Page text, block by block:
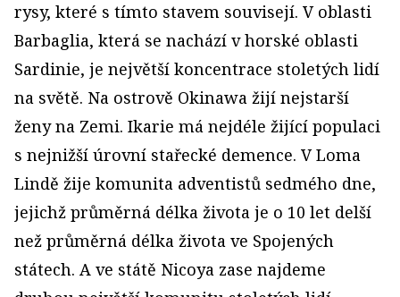
rysy, které s tímto stavem souvisejí. V oblasti
Barbaglia, která se nachází v horské oblasti
Sardinie, je největší koncentrace stoletých lidí
na světě. Na ostrově Okinawa žijí nejstarší
ženy na Zemi. Ikarie má nejdéle žijící populaci
s nejnižší úrovní stařecké demence. V Loma
Lindě žije komunita adventistů sedmého dne,
jejichž průměrná délka života je o 10 let delší
než průměrná délka života ve Spojených
státech. A ve státě Nicoya zase najdeme